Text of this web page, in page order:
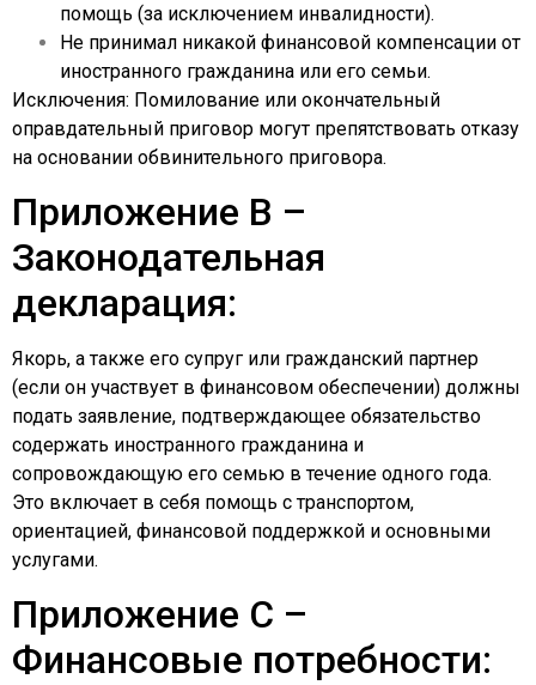
помощь (за исключением инвалидности).
Не принимал никакой финансовой компенсации от
иностранного гражданина или его семьи.
Исключения: Помилование или окончательный
оправдательный приговор могут препятствовать отказу
на основании обвинительного приговора.
Приложение B –
Законодательная
декларация:
Якорь, а также его супруг или гражданский партнер
(если он участвует в финансовом обеспечении) должны
подать заявление, подтверждающее обязательство
содержать иностранного гражданина и
сопровождающую его семью в течение одного года.
Это включает в себя помощь с транспортом,
ориентацией, финансовой поддержкой и основными
услугами.
Приложение C –
Финансовые потребности: